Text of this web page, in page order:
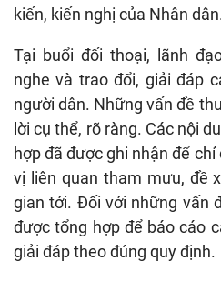
kiến, kiến nghị của Nhân
Tại buổi đối thoại, lãnh
nghe và trao đổi, giải đáp
người dân. Những vấn đề
lời cụ thể, rõ ràng. Các nội
hợp đã được ghi nhận để
vị liên quan tham mưu, đề
gian tới. Đối với những vấn
được tổng hợp để báo cáo
giải đáp theo đúng quy định.